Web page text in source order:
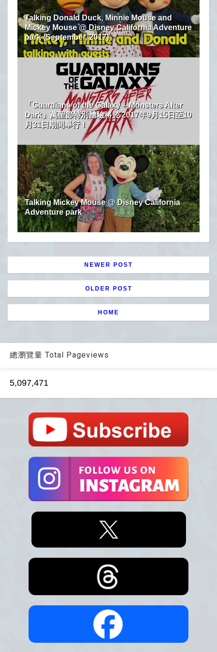
Talking Donald Duck, Minnie Mouse and
Mickey Mouse @ Disney California Adventure
park (September, 2017)
「Guardians of the Galaxy – Monsters After
Dark」萬聖節特別體驗將於 2017年9月15日至10
月31日期間舉行！
Talking Mickey Mouse @ Disney California
Adventure park
NEWER POST
OLDER POST
HOME
總瀏覽量 Total Pageviews
5,097,471